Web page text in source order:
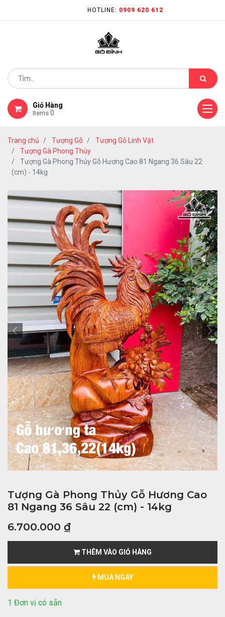
HOTLINE: 0909 620 612
Giỏ Hàng
Items 0
Trang chủ Tượng Gỗ
Tượng Gỗ Linh Vật
Tượng Gà Phong Thủy
Tượng Gà Phong Thủy Gỗ Hương Cao 81 Ngang 36 Sâu 22
(cm) - 14kg
Tượng Gà Phong Thủy Gỗ Hương Cao
81 Ngang 36 Sâu 22 (cm) - 14kg
6.700.000 ₫
THÊM VÀO GIỎ HÀNG
MUA NGAY
1 Đơn vị có sẵn